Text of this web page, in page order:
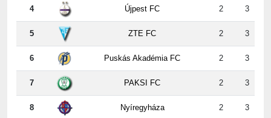
5 ZTE FC 2 3
6 Puskás Akadémia FC 2 3
7 PAKSI FC 2 3
8 Nyíregyháza 2 3
9 Kispest-Honvéd 2 2